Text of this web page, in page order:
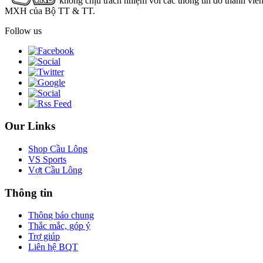
MXH của Bộ TT & TT.
Follow us
Our Links
Shop Cầu Lông
VS Sports
Vợt Cầu Lông
Thông tin
Thông báo chung
Thắc mắc, góp ý
Trợ giúp
Liên hệ BQT